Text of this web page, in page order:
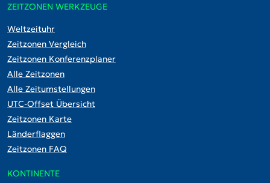
ZEITZONEN WERKZEUGE
Weltzeituhr
Zeitzonen Vergleich
Zeitzonen Konferenzplaner
Alle Zeitzonen
Alle Zeitumstellungen
UTC-Offset Übersicht
Zeitzonen Karte
Länderflaggen
Zeitzonen FAQ
KONTINENTE